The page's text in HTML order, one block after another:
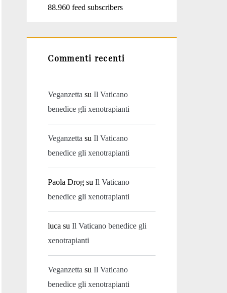
88.960 feed subscribers
Commenti recenti
Veganzetta suIl Vaticano
benedice gli xenotrapianti
Veganzetta suIl Vaticano
benedice gli xenotrapianti
Paola Drog suIl Vaticano
benedice gli xenotrapianti
luca suIl Vaticano benedice gli
xenotrapianti
Veganzetta suIl Vaticano
benedice gli xenotrapianti